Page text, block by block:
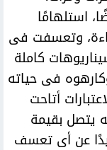
استلهامًا
وتعسفت فى
كاملة
فى حياته
أتاحت
يتصل بقيمة
عن أى تعسف